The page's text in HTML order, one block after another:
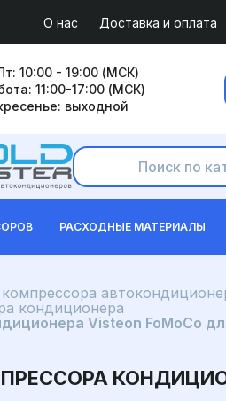
О нас Доставка и оплата
10:00 - 19:00 (МСК)
11:00-17:00 (МСК)
выходной
РАСХОДНЫЕ МАТЕРИАЛЫ
кондиционера
Visteon FoMoCo